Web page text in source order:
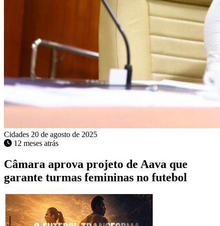
Cidades 20 de agosto de 2025
12 meses atrás
Câmara aprova projeto de Aava que
garante turmas femininas no futebol